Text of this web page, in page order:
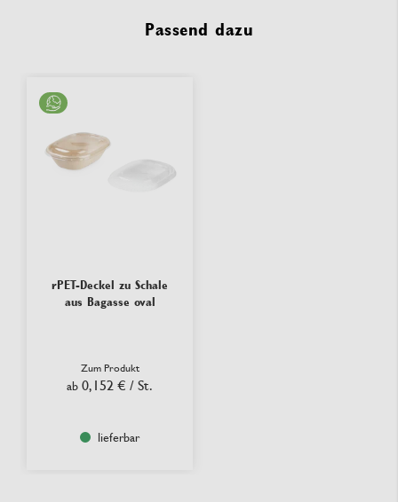
Passend dazu
rPET-Deckel zu Schale
aus Bagasse oval
Zum Produkt
ab 0,152 € / St.
lieferbar